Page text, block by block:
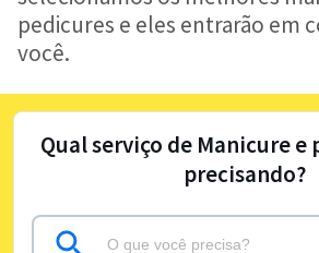
pedicures e eles entrarão em
você.
Qual serviço de Manicure e
precisando?